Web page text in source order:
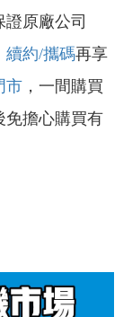
原廠公司
續約/攜碼再享
市 ，一間購買
免擔心購買有